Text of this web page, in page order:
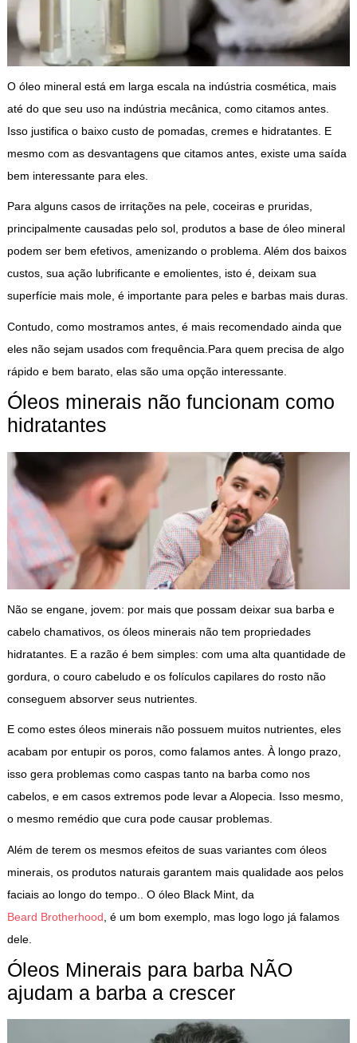
O óleo mineral está em larga escala na indústria cosmética, mais
até do que seu uso na indústria mecânica, como citamos antes.
Isso justifica o baixo custo de pomadas, cremes e hidratantes. E
mesmo com as desvantagens que citamos antes, existe uma saída
bem interessante para eles.
Para alguns casos de irritações na pele, coceiras e pruridas,
principalmente causadas pelo sol, produtos a base de óleo mineral
podem ser bem efetivos, amenizando o problema. Além dos baixos
custos, sua ação lubrificante e emolientes, isto é, deixam sua
superfície mais mole, é importante para peles e barbas mais duras.
Contudo, como mostramos antes, é mais recomendado ainda que
eles não sejam usados com frequência.Para quem precisa de algo
rápido e bem barato, elas são uma opção interessante.
Óleos minerais não funcionam como
hidratantes
Não se engane, jovem: por mais que possam deixar sua barba e
cabelo chamativos, os óleos minerais não tem propriedades
hidratantes. E a razão é bem simples: com uma alta quantidade de
gordura, o couro cabeludo e os folículos capilares do rosto não
conseguem absorver seus nutrientes.
E como estes óleos minerais não possuem muitos nutrientes, eles
acabam por entupir os poros, como falamos antes. À longo prazo,
isso gera problemas como caspas tanto na barba como nos
cabelos, e em casos extremos pode levar a Alopecia. Isso mesmo,
o mesmo remédio que cura pode causar problemas.
Além de terem os mesmos efeitos de suas variantes com óleos
minerais, os produtos naturais garantem mais qualidade aos pelos
faciais ao longo do tempo.. O óleo Black Mint, da
Beard Brotherhood , é um bom exemplo, mas logo logo já falamos
dele.
Óleos Minerais para barba NÃO
ajudam a barba a crescer